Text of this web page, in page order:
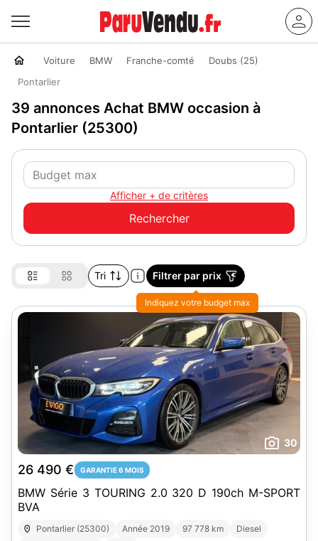
Voiture BMW Franche-comté
Doubs (25)
Pontarlier
39 annonces Achat BMW occasion à
Pontarlier (25300)
Afficher + de critères
Tri Filtrer par prix
30
26 490 € GARANTIE 6 MOIS
BMW Série 3 TOURING 2.0 320 D 190ch M-SPORT
BVA
Pontarlier (25300) Année 2019 97 778 km
Diesel